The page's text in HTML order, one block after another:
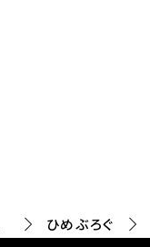
ひめぶろぐ